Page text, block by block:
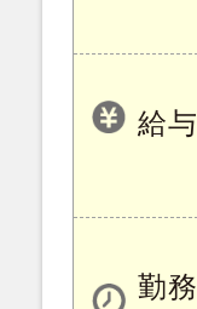
給与
勤務